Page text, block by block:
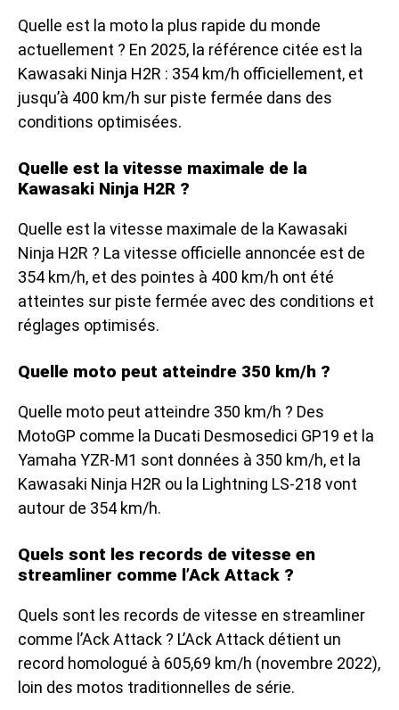
Quelle est la moto la plus rapide du monde
actuellement ? En 2025, la référence citée est la
Kawasaki Ninja H2R : 354 km/h officiellement, et
jusqu’à 400 km/h sur piste fermée dans des
conditions optimisées.
Quelle est la vitesse maximale de la
Kawasaki Ninja H2R ?
Quelle est la vitesse maximale de la Kawasaki
Ninja H2R ? La vitesse officielle annoncée est de
354 km/h, et des pointes à 400 km/h ont été
atteintes sur piste fermée avec des conditions et
réglages optimisés.
Quelle moto peut atteindre 350 km/h ?
Quelle moto peut atteindre 350 km/h ? Des
MotoGP comme la Ducati Desmosedici GP19 et la
Yamaha YZR-M1 sont données à 350 km/h, et la
Kawasaki Ninja H2R ou la Lightning LS-218 vont
autour de 354 km/h.
Quels sont les records de vitesse en
streamliner comme l’Ack Attack ?
Quels sont les records de vitesse en streamliner
comme l’Ack Attack ? L’Ack Attack détient un
record homologué à 605,69 km/h (novembre 2022),
loin des motos traditionnelles de série.